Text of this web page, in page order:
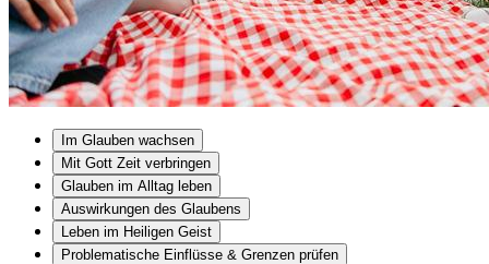
Im Glauben wachsen
Mit Gott Zeit verbringen
Glauben im Alltag leben
Auswirkungen des Glaubens
Leben im Heiligen Geist
Problematische Einflüsse & Grenzen prüfen